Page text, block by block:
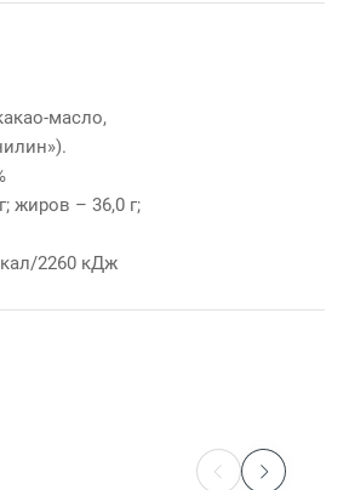
масло,
жиров – 36,0 г;
2260 кДж